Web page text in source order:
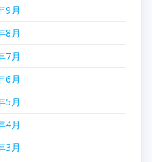
9月
8月
7月
6月
5月
4月
3月